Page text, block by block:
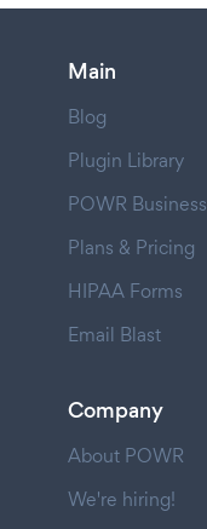
Main
Blog
Plugin Library
POWR Business
Plans & Pricing
HIPAA Forms
Email Blast
Company
About POWR
We're hiring!